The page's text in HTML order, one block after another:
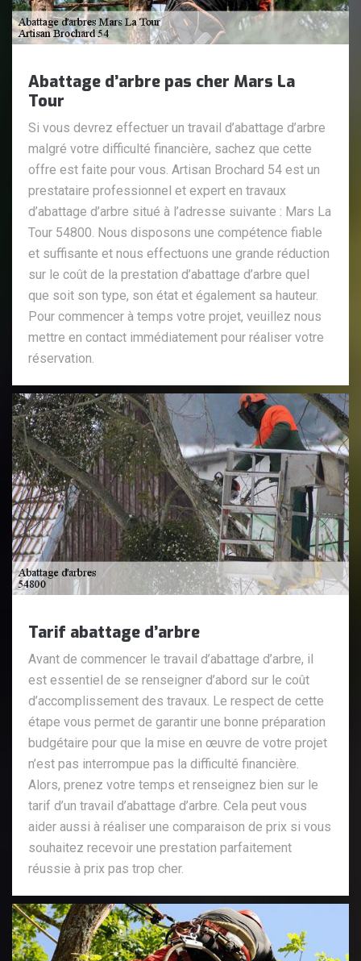
Abattage d’arbre pas cher Mars La
Tour
Si vous devrez effectuer un travail d’abattage d’arbre
malgré votre difficulté financière, sachez que cette
offre est faite pour vous. Artisan Brochard 54 est un
prestataire professionnel et expert en travaux
d’abattage d’arbre situé à l’adresse suivante : Mars La
Tour 54800. Nous disposons une compétence fiable
et suffisante et nous effectuons une grande réduction
sur le coût de la prestation d’abattage d’arbre quel
que soit son type, son état et également sa hauteur.
Pour commencer à temps votre projet, veuillez nous
mettre en contact immédiatement pour réaliser votre
réservation.
Tarif abattage d’arbre
Avant de commencer le travail d’abattage d’arbre, il
est essentiel de se renseigner d’abord sur le coût
d’accomplissement des travaux. Le respect de cette
étape vous permet de garantir une bonne préparation
budgétaire pour que la mise en œuvre de votre projet
n’est pas interrompue pas la difficulté financière.
Alors, prenez votre temps et renseignez bien sur le
tarif d’un travail d’abattage d’arbre. Cela peut vous
aider aussi à réaliser une comparaison de prix si vous
souhaitez recevoir une prestation parfaitement
réussie à prix pas trop cher.